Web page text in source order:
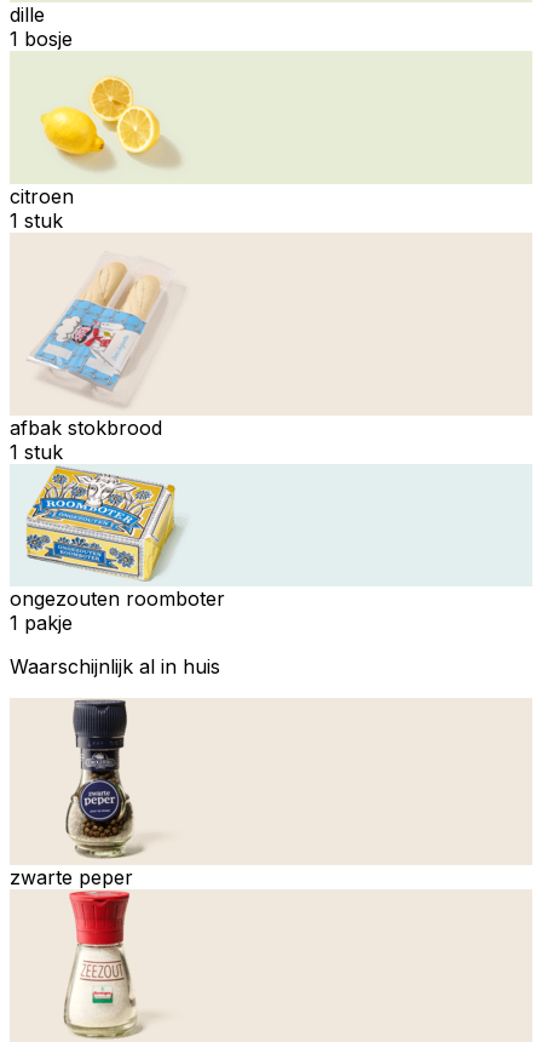
dille
1 bosje
citroen
1 stuk
afbak stokbrood
1 stuk
ongezouten roomboter
1 pakje
Waarschijnlijk al in huis
zwarte peper